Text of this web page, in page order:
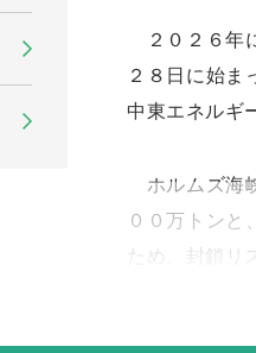
２０２６年
２８日に始ま
中東エネルギ
ホルムズ海
００万トン
ため、封鎖リ